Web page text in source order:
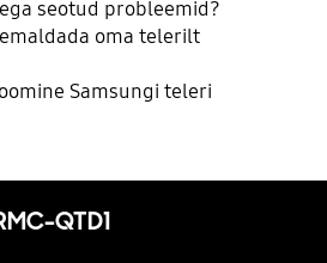
seotud probleemid?
oma telerilt
Samsungi teleri
QTD1